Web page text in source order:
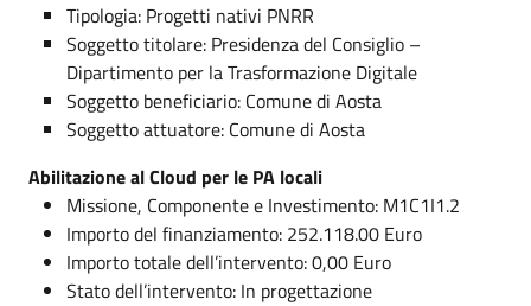
Tipologia: Progetti nativi PNRR
Soggetto titolare: Presidenza del Consiglio –
Dipartimento per la Trasformazione Digitale
Soggetto beneficiario: Comune di Aosta
Soggetto attuatore: Comune di Aosta
Abilitazione al Cloud per le PA locali
Missione, Componente e Investimento: M1C1I1.2
Importo del finanziamento: 252.118.00 Euro
Importo totale dell’intervento: 0,00 Euro
Stato dell’intervento: In progettazione